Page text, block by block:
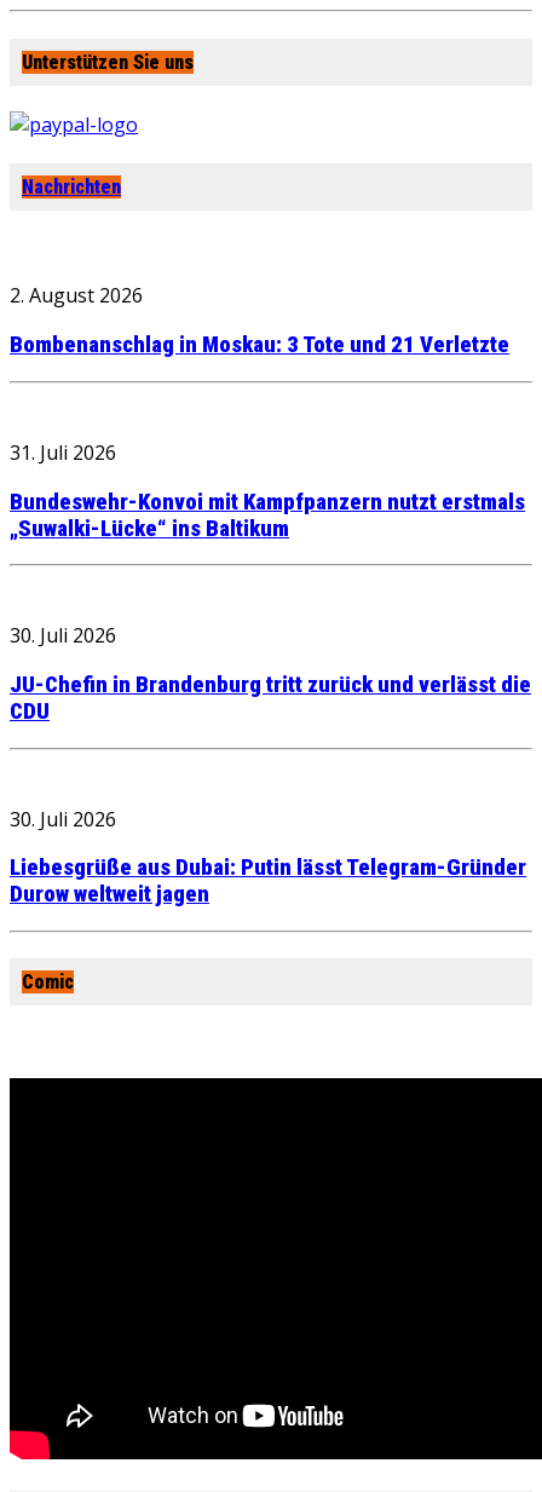
Unterstützen Sie uns
Nachrichten
2. August 2026
Bombenanschlag in Moskau: 3 Tote und 21 Verletzte
31. Juli 2026
Bundeswehr-Konvoi mit Kampfpanzern nutzt erstmals
„Suwalki-Lücke“ ins Baltikum
30. Juli 2026
JU-Chefin in Brandenburg tritt zurück und verlässt die
CDU
30. Juli 2026
Liebesgrüße aus Dubai: Putin lässt Telegram-Gründer
Durow weltweit jagen
Comic